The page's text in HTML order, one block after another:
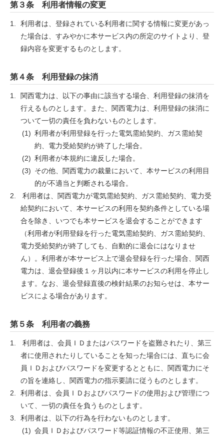
第３条 利用者情報の変更
利用者は、登録されている利用者に関する情報に変更があっ
た場合は、すみやかに本サービス内の所定のサイトより、登
録内容を変更するものとします。
第４条 利用登録の抹消
関西電力は、以下の事由に該当する場合、利用登録の抹消を
行えるものとします。また、関西電力は、利用登録の抹消に
ついて一切の責任を負わないものとします。
利用者が利用登録を行った電気需給契約、ガス需給契
約、電力受給契約が終了した場合。
利用者が本規約に違反した場合。
その他、関西電力の裁量において、本サービスの利用目
的が不適当と判断される場合。
利用者は、関西電力が電気需給契約、ガス需給契約、電力受
給契約において、本サービスの利用を契約条件としている場
合を除き、いつでも本サービスを退会することができます
（利用者が利用登録を行った電気需給契約、ガス需給契約、
電力受給契約が終了しても、自動的に退会にはなりませ
ん）。利用者が本サービス上で退会登録を行った場合、関西
電力は、退会登録後１ヶ月以内に本サービスの利用を停止し
ます。なお、退会登録直後の検針結果のお知らせは、本サー
ビスによる場合があります。
第５条 利用者の義務
利用者は、会員ＩＤまたはパスワードを盗難されたり、第三
者に使用されたりしていることを知った場合には、直ちに会
員ＩＤおよびパスワードを変更するとともに、関西電力にそ
の旨を連絡し、関西電力の指示要請に従うものとします。
利用者は、会員ＩＤおよびパスワードの使用および管理につ
いて、一切の責任を負うものとします。
利用者は、以下の行為を行わないものとします。
会員ＩＤおよびパスワード等認証情報の不正使用、第三